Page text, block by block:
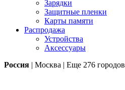
Зарядки
Защитные пленки
Карты памяти
Распродажа
Устройства
Аксессуары
Россия | Москва | Еще 276 городов